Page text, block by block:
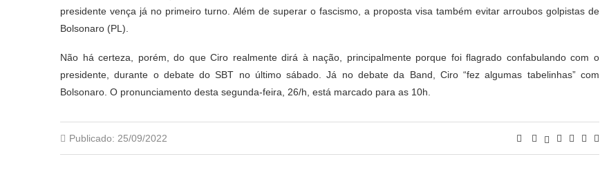
presidente vença já no primeiro turno. Além de superar o fascismo, a proposta visa também evitar arroubos golpistas de
Bolsonaro (PL).
Não há certeza, porém, do que Ciro realmente dirá à nação, principalmente porque foi flagrado confabulando com o
presidente, durante o debate do SBT no último sábado. Já no debate da Band, Ciro “fez algumas tabelinhas” com
Bolsonaro. O pronunciamento desta segunda-feira, 26/h, está marcado para as 10h.
Publicado: 25/09/2022